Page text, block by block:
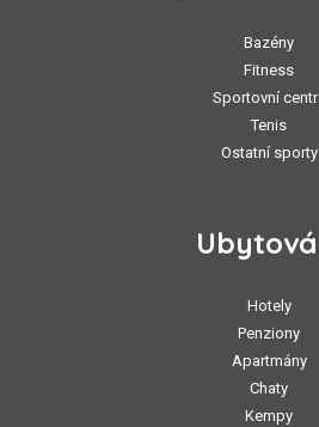
Bazény
Fitness
Sportovní
Tenis
Ostatní sporty
Hotely
Penziony
Apartmány
Chaty
Kempy